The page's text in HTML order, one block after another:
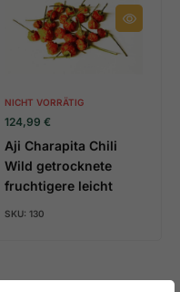
NICHT VORRÄTIG
124,99 €
Aji Charapita Chili
Wild getrocknete
fruchtigere leicht
SKU: 130